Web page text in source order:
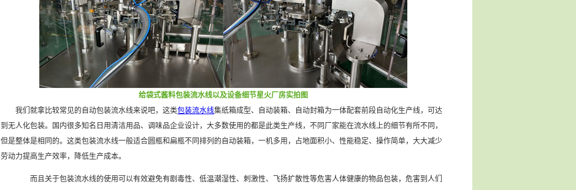
给袋式酱料包装流水线以及设备细节星火厂房实拍图
我们就拿比较常见的自动包装流水线来说吧，这类包装流水线集纸箱成型、自动装箱、自动封箱为一体配套前段自动化生产线，可达
到无人化包装。国内很多知名日用清洁用品、调味品企业设计，大多数使用的都是此类生产线，不同厂家能在流水线上的细节有所不同，
但是整体是相同的。这类包装流水线一般适合圆瓶和扁瓶不同排列的自动装箱，一机多用，占地面积小、性能稳定、操作简单，大大减少
劳动力提高生产效率，降低生产成本。
而且关于包装流水线的使用可以有效避免有剧毒性、低温潮湿性、刺激性、飞扬扩散性等危害人体健康的物品包装，危害到人们